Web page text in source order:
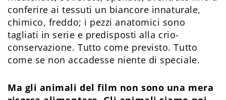
conferire ai tessuti un biancore innaturale,
chimico, freddo; i pezzi anatomici sono
tagliati in serie e predisposti alla crio-
conservazione. Tutto come previsto. Tutto
come se non accadesse niente di speciale.
Ma gli animali del film non sono una mera